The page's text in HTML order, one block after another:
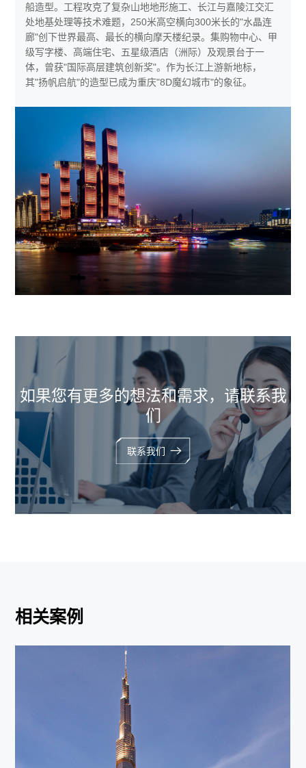
船造型。工程攻克了复杂山地地形施工、长江与嘉陵江交汇
处地基处理等技术难题，250米高空横向300米长的"水晶连
廊"创下世界最高、最长的横向摩天楼纪录。集购物中心、甲
级写字楼、高端住宅、五星级酒店（洲际）及观景台于一
体，曾获"国际高层建筑创新奖"。作为长江上游新地标，
其"扬帆启航"的造型已成为重庆"8D魔幻城市"的象征。
如果您有更多的想法和需求，请联系我
们
联系我们
相关案例